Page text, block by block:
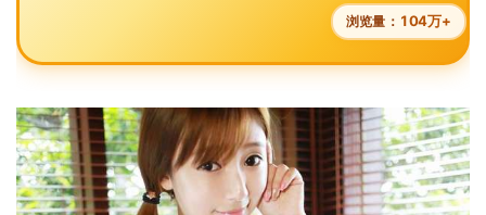
浏览量： 104万+